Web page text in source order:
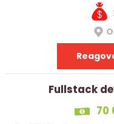
Fullstack
70